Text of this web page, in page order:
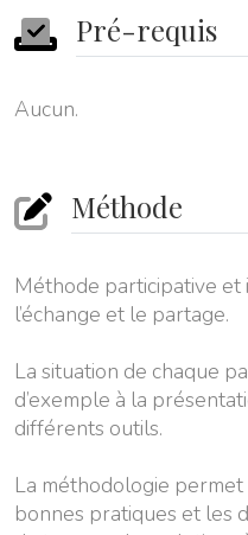
Pré-requis
Aucun.
Méthode
Méthode participative
l’échange et le partage.
La situation de chaque
d’exemple à la
différents outils.
La méthodologie
bonnes pratiques et les